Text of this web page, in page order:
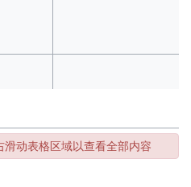
动表格区域以查看全部内容